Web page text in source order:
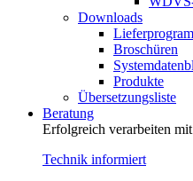
Downloads
Broschüren
Produkte
Übersetzungsliste
Beratung
Erfolgreich verarbeiten
Technik informiert